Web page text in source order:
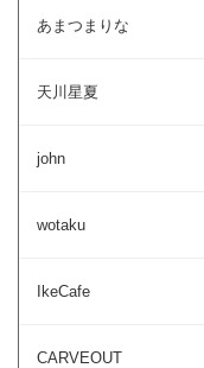
あまつまりな
天川星夏
john
wotaku
IkeCafe
CARVEOUT